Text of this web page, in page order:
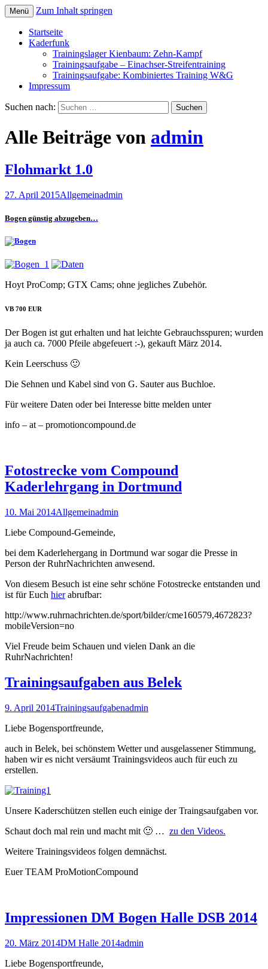
Menü Zum Inhalt springen
Startseite
Kaderfunk
Trainingslager Kienbaum: Zehn-Kampf
Trainingsaufgabe – Einachser-Streifentraining
Trainingsaufgabe: Kombiniertes Training W&G
Impressum
Suchen nach:
Alle Beiträge von admin
Flohmarkt 1.0
27. April 2015Allgemeinadmin
Bogen günstig abzugeben…
Hoyt ProComp; GTX Cams; ohne jegliches Zubehör.
VB 700 EUR
Der Bogen ist gut erhalten und hat leichte Gebrauchsspuren; wurden
ja auch ca. 7000 Pfeile abgefeuert :-), gekauft März 2014.
Kein Leerschuss 🙂
Die Sehnen und Kabel sind von G. Sauter aus Buchloe.
Für weitere Daten oder bei Interesse bitte melden unter
info – at – promotioncompound.de
Fotostrecke vom Compound
Kaderlehrgang in Dortmund
10. Mai 2014Allgemeinadmin
Liebe Compound-Gemeinde,
bei dem Kaderlehergang in Dortmund war sogar die Presse in
Person der RuhrNachrichten anwesend.
Von diesem Besuch ist eine sehr schöne Fotostrecke entstanden und
ist für Euch hierabrufbar:
http://www.ruhrnachrichten.de/sport/bilder/cme160579,4672823?
mobileVersion=no
Viel Freude beim Schauen und vielen Dank an die
RuhrNachrichten!
Trainingsaufgaben aus Belek
9. April 2014Trainingsaufgabenadmin
Liebe Bogensportfreunde,
auch in Belek, bei schönstem Wetter und ausgelassener Stimmung,
haben wir es nicht versäumt Trainingsvideos auch für euch zu
erstellen.
Unsere Kaderschützen stellen euch einige der Traingsaufgaben vor.
Schaut doch mal rein und macht mit 🙂 … zu den Videos.
Weitere Trainingsvideos folgen demnächst.
Euer TEAM ProMotionCompound
Impressionen DM Bogen Halle DSB 2014
20. März 2014DM Halle 2014admin
Liebe Bogensportfreunde,